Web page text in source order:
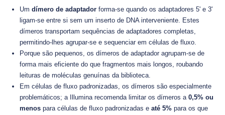
Um dímero de adaptador forma-se quando os adaptadores 5' e 3'
ligam-se entre si sem um inserto de DNA interveniente. Estes
dímeros transportam sequências de adaptadores completas,
permitindo-lhes agrupar-se e sequenciar em células de fluxo.
Porque são pequenos, os dímeros de adaptador agrupam-se de
forma mais eficiente do que fragmentos mais longos, roubando
leituras de moléculas genuínas da biblioteca.
Em células de fluxo padronizadas, os dímeros são especialmente
problemáticos; a Illumina recomenda limitar os dímeros a 0,5% ou
menos para células de fluxo padronizadas e até 5% para os que